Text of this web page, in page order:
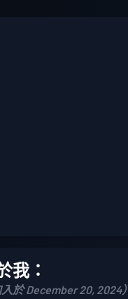
我：
入於 December 20, 2024）